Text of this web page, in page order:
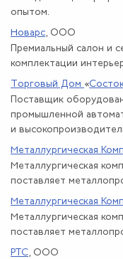
опытом.
Новарс, ООО
Премиальный салон и
комплектации
Торговый Дом «
Поставщик
промышленной
и
Металлургическая
Металлургическая
поставляет
Металлургическая
Металлургическая
поставляет
РТС, ООО